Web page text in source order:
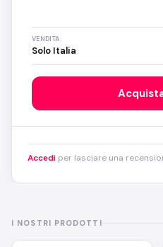
VENDITA
Solo Italia
Accedi per lasciare una
I NOSTRI PRODOTTI